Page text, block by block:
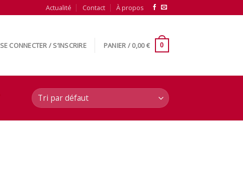
Actualité Contact À propos
SE CONNECTER / S’INSCRIRE PANIER / 0,00€ 0